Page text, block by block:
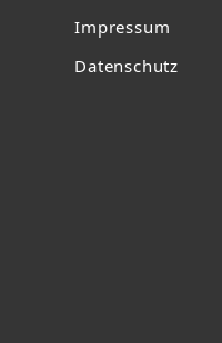
Impressum
Datenschutz